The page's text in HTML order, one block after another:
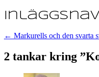
← Markurells och den svarta
2 tankar kring ”